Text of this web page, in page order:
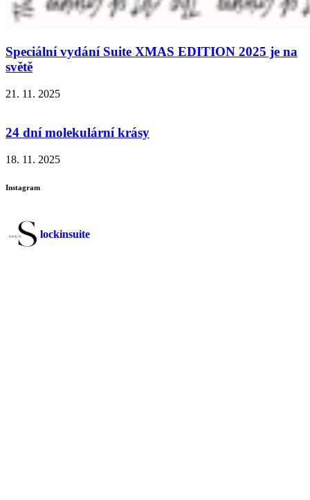
Speciální vydání Suite XMAS EDITION 2025 je na
světě
21. 11. 2025
24 dní molekulární krásy
18. 11. 2025
Instagram
lockinsuite